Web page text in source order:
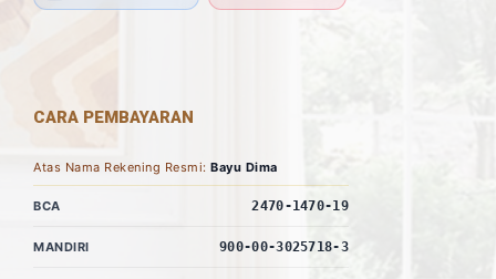
CARA PEMBAYARAN
Atas Nama Rekening Resmi: Bayu Dima
BCA 2470-1470-19
MANDIRI 900-00-3025718-3